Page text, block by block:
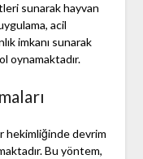
sunarak hayvan
acil
imkanı sunarak
oynamaktadır.
hekimliğinde devrim
Bu yöntem,